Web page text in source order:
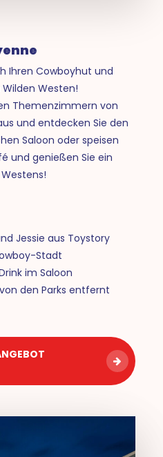
Ihren Cowboyhut und
Westen!
Themenzimmern von
und entdecken Sie den
Saloon oder speisen
und genießen Sie ein
Jessie aus Toystory
Stadt
im Saloon
den Parks entfernt